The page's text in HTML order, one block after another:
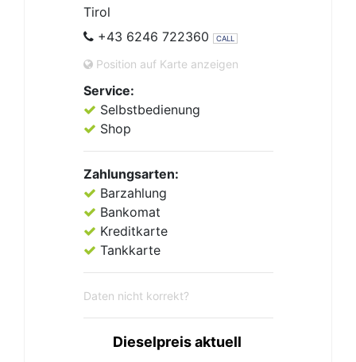
Tirol
+43 6246 722360
CALL
Position auf Karte anzeigen
Service:
Selbstbedienung
Shop
Zahlungsarten:
Barzahlung
Bankomat
Kreditkarte
Tankkarte
Daten nicht korrekt?
Dieselpreis aktuell